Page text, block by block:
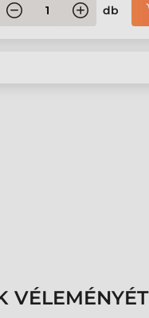
db
VÉLEMÉNYÉT